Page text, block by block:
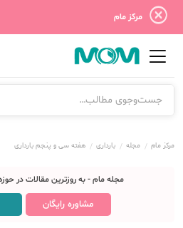
مرکز مام
مرکز مام مجله بارداری هفته سی و پنجم بارداری
مجله مام - به روزترین مقالات در حوزه
مشاوره رایگان